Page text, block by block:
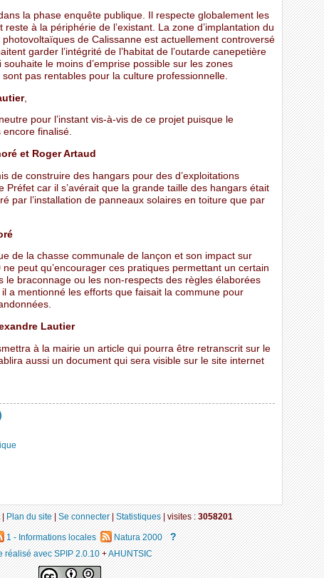
la phase enquête publique. Il respecte globalement les
reste à la périphérie de l’existant. La zone d’implantation du
de Calissanne est actuellement controversé
garder l’intégrité de l’habitat de l’outarde canepetière
le moins d’emprise possible sur les zones
pas rentables pour la culture professionnelle.
,
pour l’instant vis-à-vis de ce projet puisque le
encore finalisé.
et Roger Artaud
de construire des hangars pour des d’exploitations
Préfet car il s’avérait que la grande taille des hangars était
par l’installation de panneaux solaires en toiture que par
de la chasse communale de lançon et son impact sur
peut qu’encourager ces pratiques permettant un certain
le braconnage ou les non-respects des règles élaborées
a mentionné les efforts que faisait la commune pour
Lautier
à la mairie un article qui pourra être retranscrit sur le
aussi un document qui sera visible sur le site internet
|Plan du site|Se connecter|Statistiques|visites :3058201
1 - Informations locales Natura 2000 ?
réalisé avec SPIP 2.0.10+AHUNTSIC